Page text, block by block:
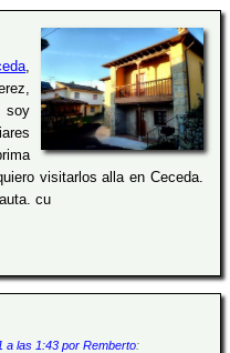
,
soy
visitarlos alla en Ceceda.
cu
a las 1:43 por Remberto: